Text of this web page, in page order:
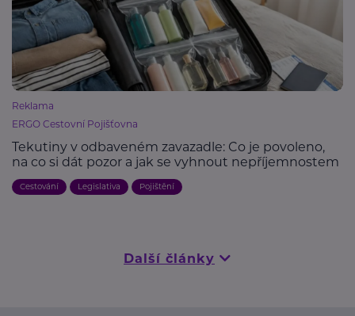
Reklama
ERGO Cestovní Pojišťovna
Tekutiny v odbaveném zavazadle: Co je povoleno,
na co si dát pozor a jak se vyhnout nepříjemnostem
Cestování Legislativa Pojištění
Další články